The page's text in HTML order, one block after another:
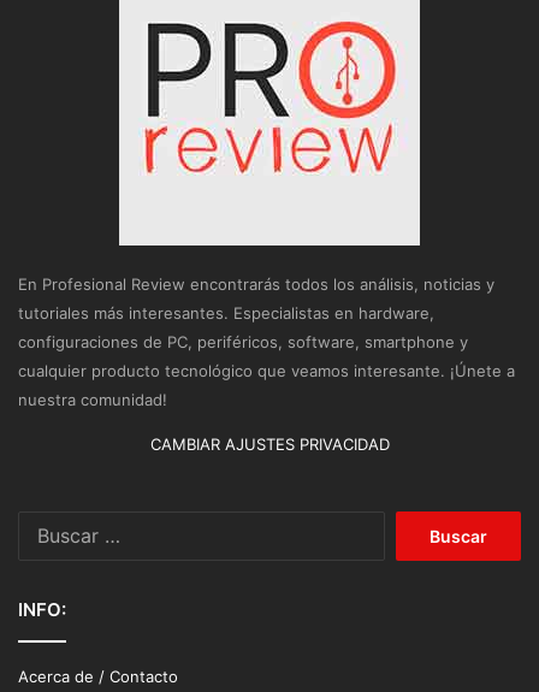
En Profesional Review encontrarás todos los análisis, noticias y
tutoriales más interesantes. Especialistas en hardware,
configuraciones de PC, periféricos, software, smartphone y
cualquier producto tecnológico que veamos interesante. ¡Únete a
nuestra comunidad!
CAMBIAR AJUSTES PRIVACIDAD
INFO:
Acerca de / Contacto